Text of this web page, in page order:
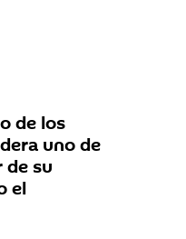
de los
uno de
su
el